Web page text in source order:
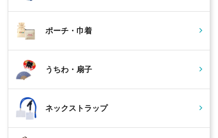
ポーチ・巾着
うちわ・扇子
ネックストラップ